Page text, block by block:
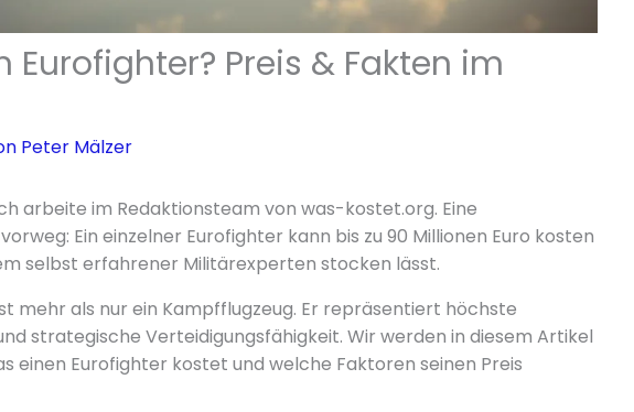
Eurofighter? Preis & Fakten im
Peter Mälzer
arbeite im Redaktionsteam von was-kostet.org. Eine
Ein einzelner Eurofighter kann bis zu 90 Millionen Euro kosten
selbst erfahrener Militärexperten stocken lässt.
mehr als nur ein Kampfflugzeug. Er repräsentiert höchste
strategische Verteidigungsfähigkeit. Wir werden in diesem Artikel
einen Eurofighter kostet und welche Faktoren seinen Preis